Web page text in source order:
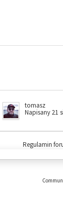
tomasz
Napisany 21
Regulamin